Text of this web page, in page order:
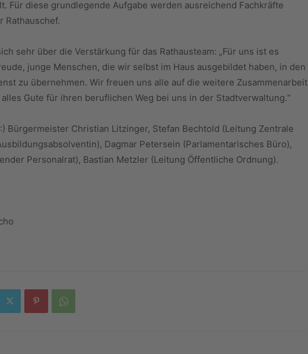
Für diese grundlegende Aufgabe werden ausreichend Fachkräfte
Rathauschef.
sehr über die Verstärkung für das Rathausteam: „Für uns ist es
junge Menschen, die wir selbst im Haus ausgebildet haben, in den
zu übernehmen. Wir freuen uns alle auf die weitere Zusammenarbeit
Gute für ihren beruflichen Weg bei uns in der Stadtverwaltung.“
Bürgermeister Christian Litzinger, Stefan Bechtold (Leitung Zentrale
Dagmar Petersein (Parlamentarisches Büro),
Personalrat), Bastian Metzler (Leitung Öffentliche Ordnung).